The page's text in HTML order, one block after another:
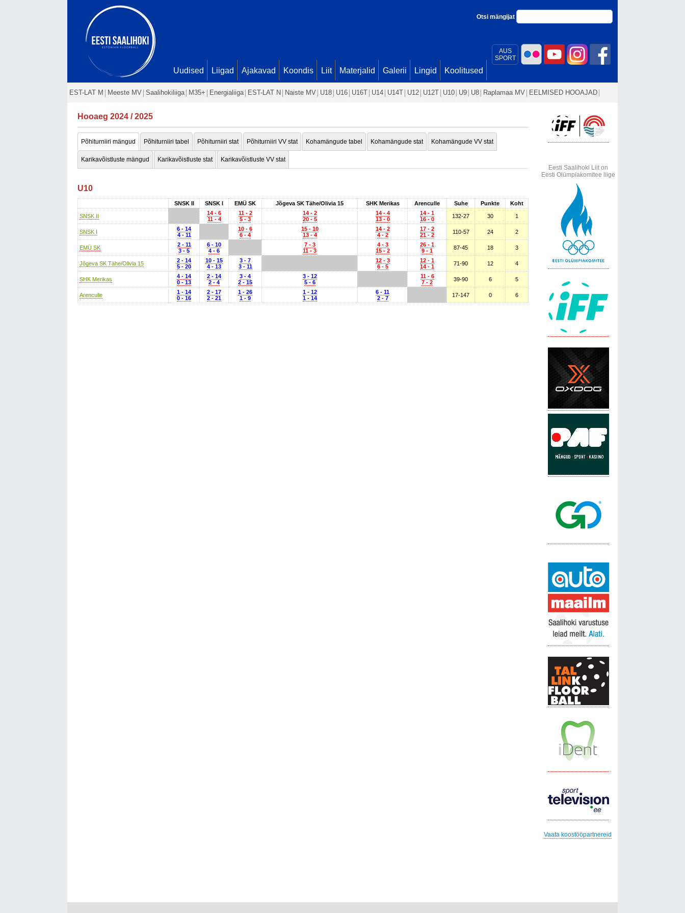
AUS
SPORT
Otsi mängijat
Uudised Liigad Ajakavad Koondis Liit Materjalid Galerii Lingid Koolitused
EST-LAT M Meeste MV Saalihokiliiga M35+ Energialiiga EST-LAT N Naiste MV U18 U16 U16T U14 U14T U12 U12T U10 U9 U8 Raplamaa MV EELMISED HOOAJAD
Hooaeg 2024 / 2025
Põhiturniiri mängud Põhiturniiri tabel Põhiturniiri stat Põhiturniiri VV stat Kohamängude tabel Kohamängude stat Kohamängude VV stat
Karikavõistluste mängud Karikavõistluste stat Karikavõistluste VV stat
U10
SNSK II SNSK I EMÜ SK Jõgeva SK Tähe/Olivia 15 SHK Merikas Arenculle Suhe Punkte Koht
SNSK II
14 - 6
11 - 4
11 - 2
5 - 3
14 - 2
20 - 5
14 - 4
13 - 0
14 - 1
16 - 0
132-27 30 1
SNSK I
6 - 14
4 - 11
10 - 6
6 - 4
15 - 10
13 - 4
14 - 2
4 - 2
17 - 2
21 - 2
110-57 24 2
EMÜ SK
2 - 11
3 - 5
6 - 10
4 - 6
7 - 3
11 - 3
4 - 3
15 - 2
26 - 1
9 - 1
87-45 18 3
Jõgeva SK Tähe/Olivia 15
2 - 14
5 - 20
10 - 15
4 - 13
3 - 7
3 - 11
12 - 3
6 - 5
12 - 1
14 - 1
71-90 12 4
SHK Merikas
4 - 14
0 - 13
2 - 14
2 - 4
3 - 4
2 - 15
3 - 12
5 - 6
11 - 6
7 - 2
39-90 6 5
Arenculle
1 - 14
0 - 16
2 - 17
2 - 21
1 - 26
1 - 9
1 - 12
1 - 14
6 - 11
2 - 7
17-147 0 6
Eesti Saalihoki Liit on
Eesti Olümpiakomitee liige
Vaata koostööpartnereid